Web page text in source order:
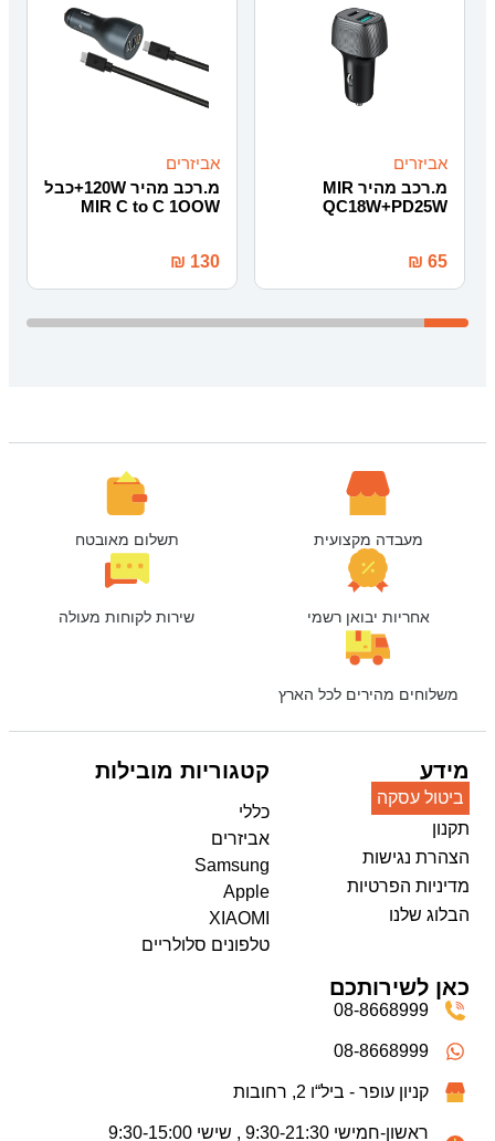
אביזרים
מ.רכב מהיר MIR
QC18W+PD25W
₪ 65
אביזרים
מ.רכב מהיר 120W+כבל
MIR C to C 1OOW
₪ 130
מעבדה מקצועית תשלום מאובטח
אחריות יבואן רשמי שירות לקוחות מעולה
משלוחים מהירים לכל הארץ
מידע
ביטול עסקה
תקנון
הצהרת נגישות
מדיניות הפרטיות
הבלוג שלנו
קטגוריות מובילות
כללי
אביזרים
Samsung
Apple
XIAOMI
טלפונים סלולריים
כאן לשירותכם
08-8668999
08-8668999
קניון עופר - ביל“ו 2, רחובות
ראשון-חמישי 9:30-21:30 , שישי 9:30-15:00